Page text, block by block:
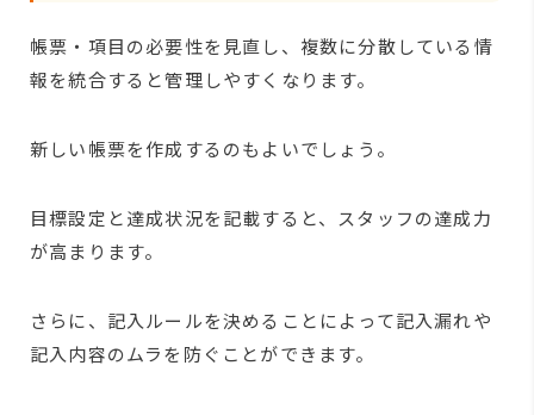
帳票・項目の必要性を見直し、複数に分散している情
報を統合すると管理しやすくなります。
新しい帳票を作成するのもよいでしょう。
目標設定と達成状況を記載すると、スタッフの達成力
が高まります。
さらに、記入ルールを決めることによって記入漏れや
記入内容のムラを防ぐことができます。